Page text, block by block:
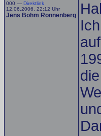
000 — Direktlink
12.06.2006, 22:12 Uhr
Jens Böhm Ronnenberg